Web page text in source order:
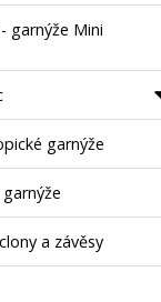
garnýže Mini
garnýže
a závěsy